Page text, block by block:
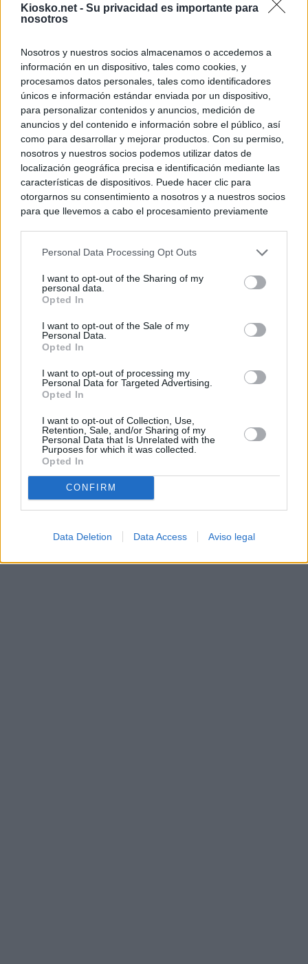
Kiosko.net - Su privacidad es importante para
nosotros
Nosotros y nuestros socios almacenamos o accedemos a
información en un dispositivo, tales como cookies, y
procesamos datos personales, tales como identificadores
únicos e información estándar enviada por un dispositivo,
para personalizar contenidos y anuncios, medición de
anuncios y del contenido e información sobre el público, así
como para desarrollar y mejorar productos. Con su permiso,
nosotros y nuestros socios podemos utilizar datos de
localización geográfica precisa e identificación mediante las
características de dispositivos. Puede hacer clic para
otorgarnos su consentimiento a nosotros y a nuestros socios
para que llevemos a cabo el procesamiento previamente
negar su consentimiento. Tenga en cuenta que algún
de su consentimiento, pero usted tiene el derecho de
rechazar tal procesamiento. Sus preferencias se aplicarán
cualquier momento entrando de nuevo en este sitio web o
visitando nuestra política de privacidad.
Personal Data Processing Opt Outs
I want to opt-out of the Sharing of my
personal data.
Opted In
I want to opt-out of the Sale of my
Personal Data.
Opted In
I want to opt-out of processing my
Personal Data for Targeted Advertising.
Opted In
I want to opt-out of Collection, Use,
Retention, Sale, and/or Sharing of my
Personal Data that Is Unrelated with the
Purposes for which it was collected.
Opted In
CONFIRM
Data Deletion Data Access Aviso legal